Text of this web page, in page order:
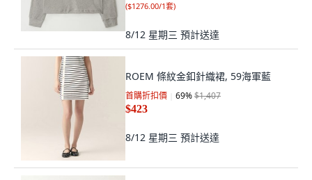
($1276.00/1套)
8/12 星期三 預計送達
ROEM 條紋金釦針織裙, 59海軍藍
首購折扣價 69%$1,407
$423
8/12 星期三 預計送達